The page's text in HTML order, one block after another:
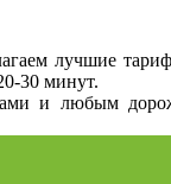
лучшие
30 минут.
и любым